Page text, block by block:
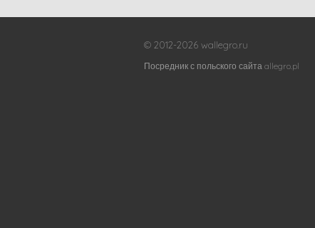
© 2012-2026 wallegro.ru
Посредник с польского сайта allegro.pl